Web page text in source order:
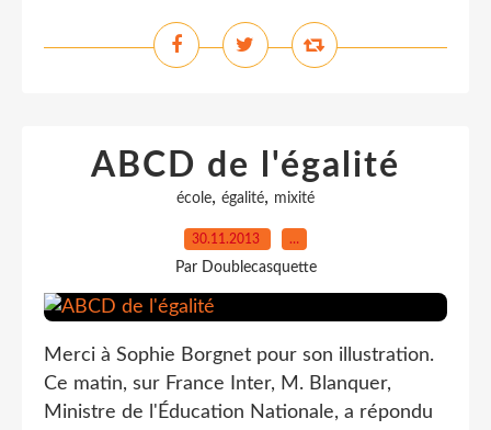
ABCD de l'égalité
école, égalité, mixité
30.11.2013 …
Par Doublecasquette
Merci à Sophie Borgnet pour son illustration.
Ce matin, sur France Inter, M. Blanquer,
Ministre de l'Éducation Nationale, a répondu